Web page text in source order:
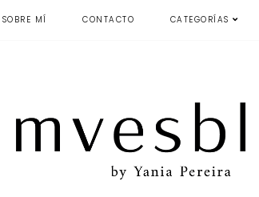
SOBRE MÍ CONTACTO CATEGORÍAS